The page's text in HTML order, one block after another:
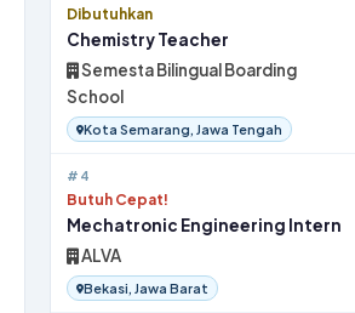
Dibutuhkan
Chemistry Teacher
Semesta Bilingual Boarding
School
Kota Semarang, Jawa Tengah
#4
Butuh Cepat!
Mechatronic Engineering Intern
ALVA
Bekasi, Jawa Barat